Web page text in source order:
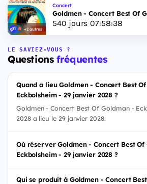
+2 autres
Concert
Goldmen - Concert Best Of
540 jours 07:58:37
LE SAVIEZ-VOUS ?
Questionsfréquentes
Quand a lieu Goldmen - Concert Best
Eckbolsheim - 29 janvier 2028 ?
Goldmen - Concert Best Of Goldman -
2028 a lieu le 29 janvier 2028.
Où réserver Goldmen - Concert Best Of
Eckbolsheim - 29 janvier 2028 ?
Qui se produit à Goldmen - Concert